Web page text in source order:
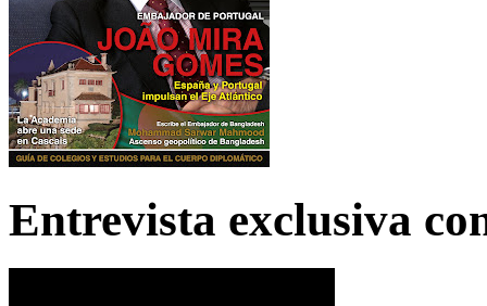
Entrevista exclusiva